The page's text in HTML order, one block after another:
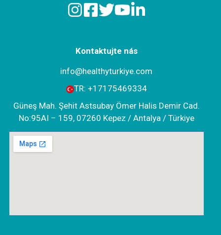
Kontaktujte nás
info@healthyturkiye.com
TR: +‪17175469334‬
Güneş Mah. Şehit Astsubay Ömer Halis Demir Cad.
No:95AI – 159, 07260 Kepez / Antalya / Türkiye